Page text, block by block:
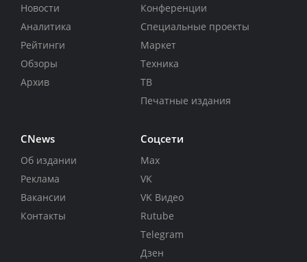
Новости
Аналитика
Рейтинги
Обзоры
Архив
Конференции
Специальные проекты
Маркет
Техника
ТВ
Печатные издания
CNews
Об издании
Реклама
Вакансии
Контакты
Соцсети
Max
VK
VK Видео
Rutube
Telegram
Дзен